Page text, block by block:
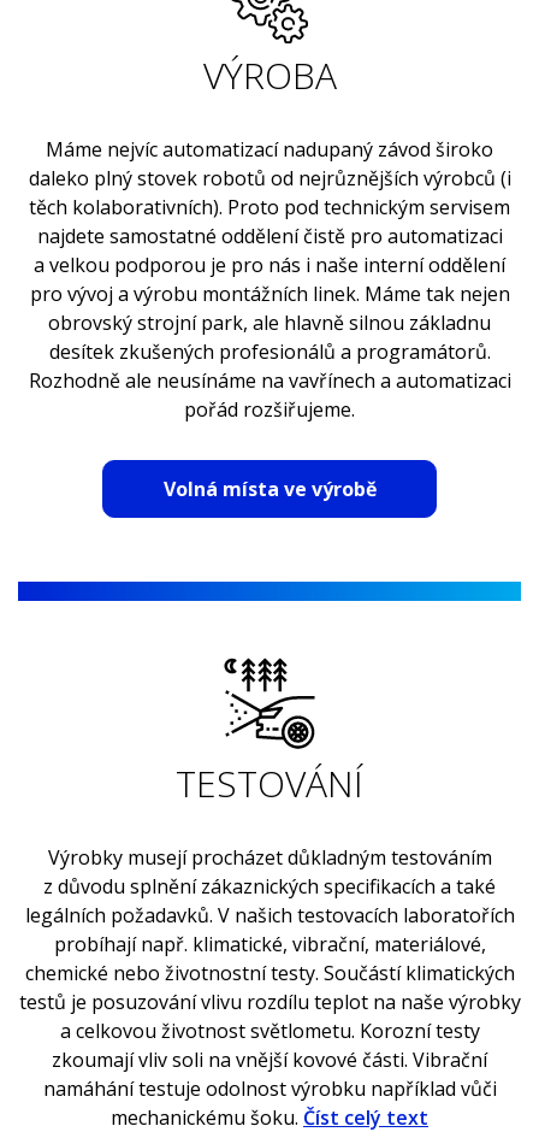
VÝROBA
Máme nejvíc automatizací nadupaný závod široko
daleko plný stovek robotů od nejrůznějších výrobců (i
těch kolaborativních). Proto pod technickým servisem
najdete samostatné oddělení čistě pro automatizaci
a velkou podporou je pro nás i naše interní oddělení
pro vývoj a výrobu montážních linek. Máme tak nejen
obrovský strojní park, ale hlavně silnou základnu
desítek zkušených profesionálů a programátorů.
Rozhodně ale neusínáme na vavřínech a automatizaci
pořád rozšiřujeme.
Volná místa ve výrobě
TESTOVÁNÍ
Výrobky musejí procházet důkladným testováním
z důvodu splnění zákaznických specifikacích a také
legálních požadavků. V našich testovacích laboratořích
probíhají např. klimatické, vibrační, materiálové,
chemické nebo životnostní testy. Součástí klimatických
testů je posuzování vlivu rozdílu teplot na naše výrobky
a celkovou životnost světlometu. Korozní testy
zkoumají vliv soli na vnější kovové části. Vibrační
namáhání testuje odolnost výrobku například vůči
mechanickému šoku. Číst celý text